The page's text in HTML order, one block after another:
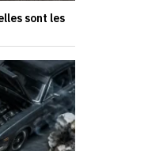
sont les